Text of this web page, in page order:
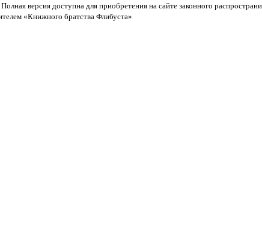
версия доступна для приобретения на сайте законного
«Книжного братства Флибуста»